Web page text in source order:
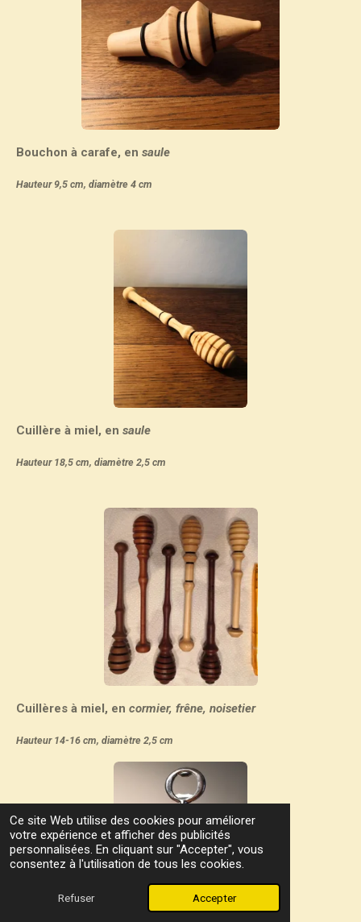
Ce site Web utilise des cookies pour améliorer
votre expérience et afficher des publicités
personnalisées. En cliquant sur "Accepter", vous
consentez à l'utilisation de tous les cookies.
Refuser Accepter
Bouchon à carafe, en saule
Hauteur 9,5 cm, diamètre 4 cm
Cuillère à miel, en saule
Hauteur 18,5 cm, diamètre 2,5 cm
Cuillères à miel, en cormier, frêne, noisetier
Hauteur 14-16 cm, diamètre 2,5 cm